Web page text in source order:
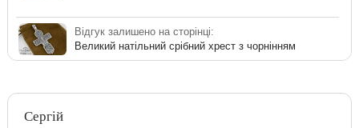
Відгук залишено на сторінці:
Великий натільний срібний хрест з чорнінням
Сергій